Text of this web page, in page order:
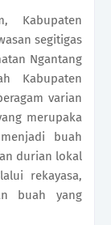
Kabupaten
segitigas
Ngantang
Kabupaten
varian
merupaka
buah
durian lokal
rekayasa,
buah yang